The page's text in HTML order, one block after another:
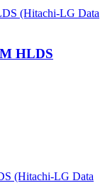
HLDS